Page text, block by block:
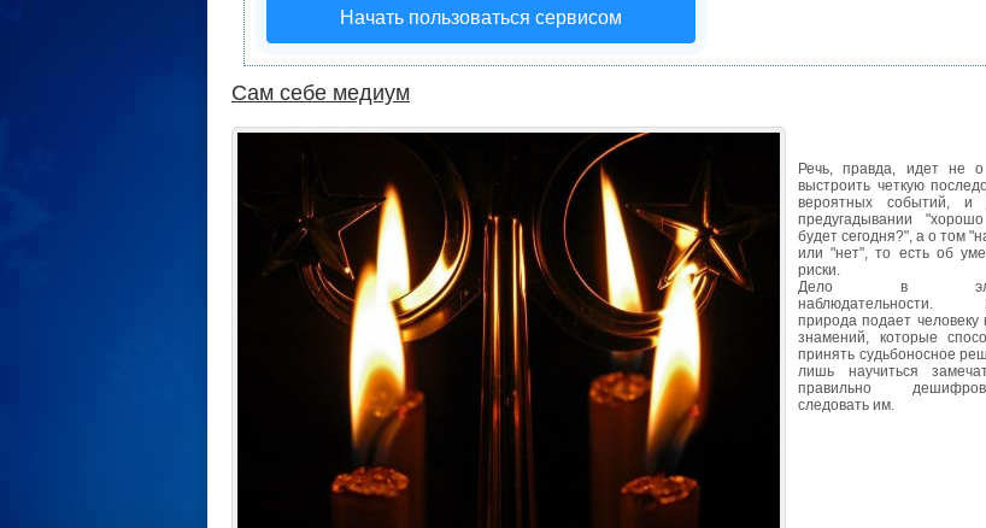
Начать пользоваться сервисом
Сам себе медиум
Речь, правда, идет не
выстроить четкую
вероятных событий,
предугадывании
будет сегодня?", а о том
или "нет", то есть об
риски.
Дело в
наблюдательности.
природа подает
знамений, которые
принять судьбоносное
лишь научиться
правильно
следовать им.